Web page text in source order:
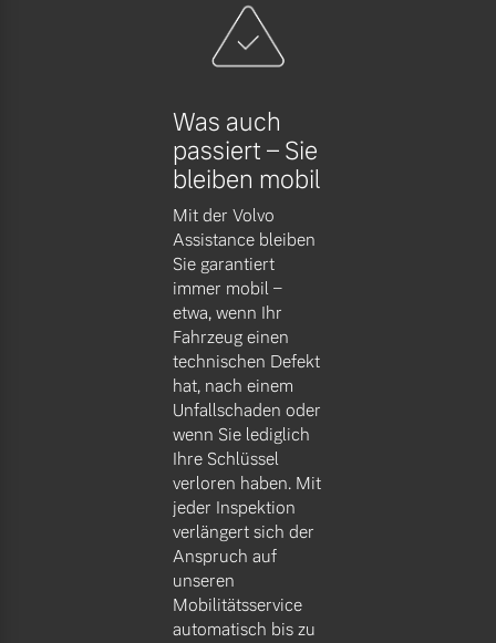
Jetzt kennenlernen
Finanzierung & Leasing
Was auch
passiert – Sie
bleiben mobil
Mit der Volvo
Assistance bleiben
Sie garantiert
immer mobil –
etwa, wenn Ihr
Fahrzeug einen
technischen Defekt
hat, nach einem
Unfallschaden oder
wenn Sie lediglich
Ihre Schlüssel
verloren haben. Mit
jeder Inspektion
verlängert sich der
Anspruch auf
unseren
Mobilitätsservice
automatisch bis zu